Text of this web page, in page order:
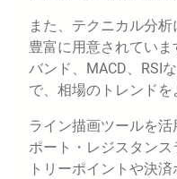
また、テクニカル分
豊富に用意されてい
バンド、MACD、RSI
で、相場のトレンドを
ライン描画ツールを
ポート・レジスタン
トリーポイントや決